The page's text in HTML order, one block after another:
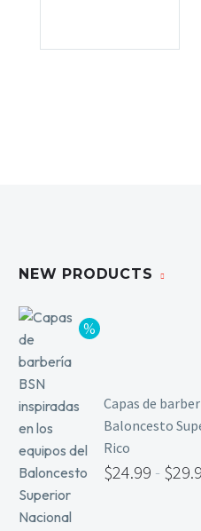
NEW PRODUCTS
Capas de
Baloncesto
Rico
$24.99 - $